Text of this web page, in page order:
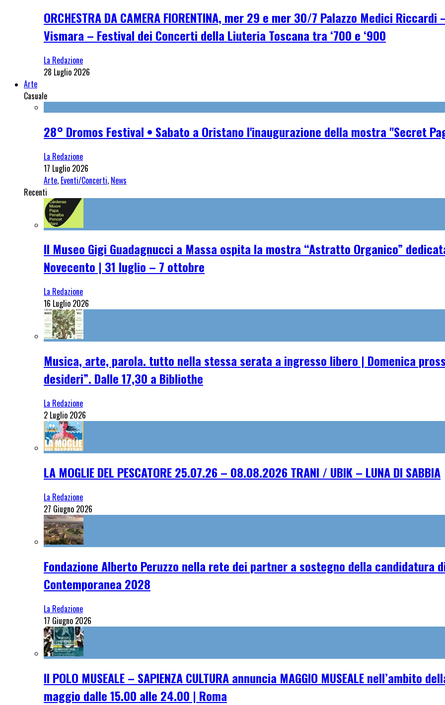
ORCHESTRA DA CAMERA FIORENTINA, mer 29 e mer 30/7 Palazzo Medici
Vismara – Festival dei Concerti della Liuteria Toscana tra ‘700 e ‘900
La Redazione
28 Luglio 2026
Arte
Casuale
28° Dromos Festival • Sabato a Oristano l'inaugurazione della mostra "Secret
La Redazione
17 Luglio 2026
Arte, Eventi/Concerti, News
Recenti
Il Museo Gigi Guadagnucci a Massa ospita la mostra “Astratto Organico”
Novecento | 31 luglio – 7 ottobre
La Redazione
16 Luglio 2026
Musica, arte, parola. tutto nella stessa serata a ingresso libero | Domenica
desideri”. Dalle 17,30 a Bibliothe
La Redazione
2 Luglio 2026
LA MOGLIE DEL PESCATORE 25.07.26 – 08.08.2026 TRANI / UBIK – LUNA DI SABBIA
La Redazione
27 Giugno 2026
Fondazione Alberto Peruzzo nella rete dei partner a sostegno della candidatura
Contemporanea 2028
La Redazione
17 Giugno 2026
Il POLO MUSEALE – SAPIENZA CULTURA annuncia MAGGIO MUSEALE
maggio dalle 15.00 alle 24.00 | Roma